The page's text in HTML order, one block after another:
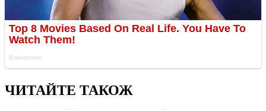
ЧИТАЙТЕ ТАКОЖ